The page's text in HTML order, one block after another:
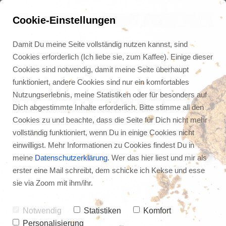
Was du aus der Bibel
über Zeitmanagement
lernen kannst
Cookie-Einstellungen
Damit Du meine Seite vollständig nutzen kannst, sind
Cookies erforderlich (Ich liebe sie, zum Kaffee). Einige dieser
Cookies sind notwendig, damit meine Seite überhaupt
funktioniert, andere Cookies sind nur ein komfortables
Nutzungserlebnis, meine Statistiken oder für besonders auf
Dich abgestimmte Inhalte erforderlich. Bitte stimme all den
Cookies zu und beachte, dass die Seite für Dich nicht mehr
vollständig funktioniert, wenn Du in einige Cookies nicht
einwilligst. Mehr Informationen zu Cookies findest Du in
meine Datenschutzerklärung. Wer das hier liest und mir als
erster eine Mail schreibt, dem schicke ich Kekse und esse
sie via Zoom mit ihm/ihr.
Notwendig Statistiken
Komfort
Personalisierung